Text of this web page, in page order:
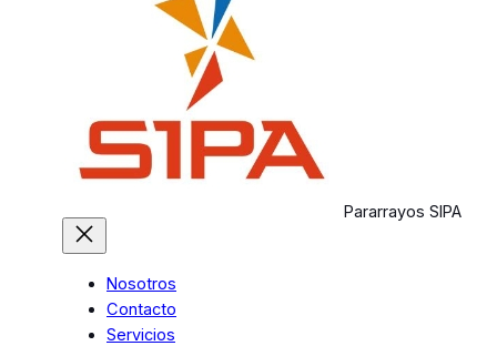
Pararrayos SIPA
Nosotros
Contacto
Servicios